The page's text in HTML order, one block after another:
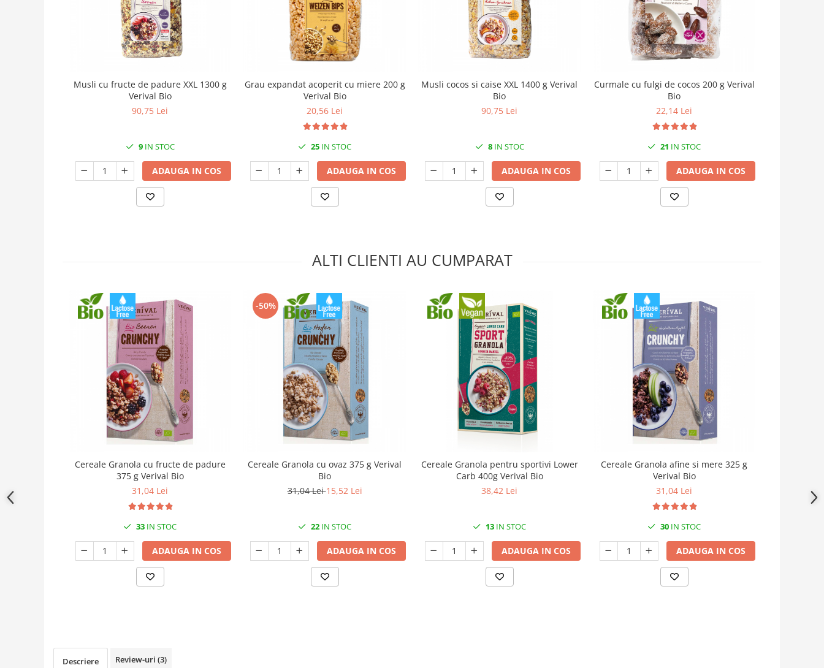
Musli cu fructe de padure XXL 1300 g
Verival Bio
90,75 Lei
9IN STOC
ADAUGA IN COS
Grau expandat acoperit cu miere 200 g
Verival Bio
20,56 Lei
25 IN STOC
ADAUGA IN COS
Musli cocos si caise XXL 1400 g Verival
Bio
90,75 Lei
8IN STOC
ADAUGA IN COS
Curmale cu fulgi de cocos 200 g Verival
Bio
22,14 Lei
21 IN STOC
ADAUGA IN COS
ALTI CLIENTI AU CUMPARAT
Cereale Granola cu fructe de padure
375 g Verival Bio
31,04 Lei
33 IN STOC
ADAUGA IN COS
-50%
Cereale Granola cu ovaz 375 g Verival
Bio
31,04 Lei15,52 Lei
22 IN STOC
ADAUGA IN COS
Cereale Granola pentru sportivi Lower
Carb 400g Verival Bio
38,42 Lei
13 IN STOC
ADAUGA IN COS
Cereale Granola afine si mere 325 g
Verival Bio
31,04 Lei
30 IN STOC
ADAUGA IN COS
Descriere Review-uri (3)